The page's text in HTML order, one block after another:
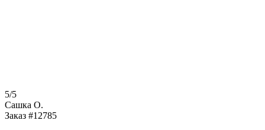
5/5
Сашка О.
Заказ #12785